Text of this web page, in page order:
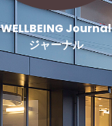
WELLBEING Journal
ジャーナル